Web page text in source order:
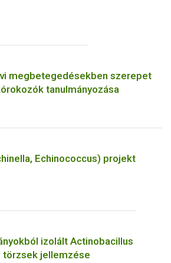
megbetegedésekben szerepet
tanulmányozása
Echinococcus) projekt
izolált Actinobacillus
törzsek jellemzése